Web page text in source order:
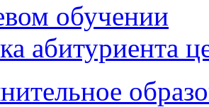
обучении
абитуриента